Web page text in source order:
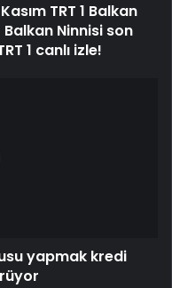
TRT 1 Balkan
Balkan Ninnisi son
1 canlı izle!
yapmak kredi